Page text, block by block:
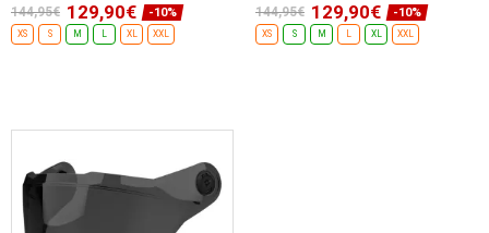
144,95€ 129,90€ -10%
XS S M L XL XXL
144,95€ 129,90€ -10%
XS S M L XL XXL